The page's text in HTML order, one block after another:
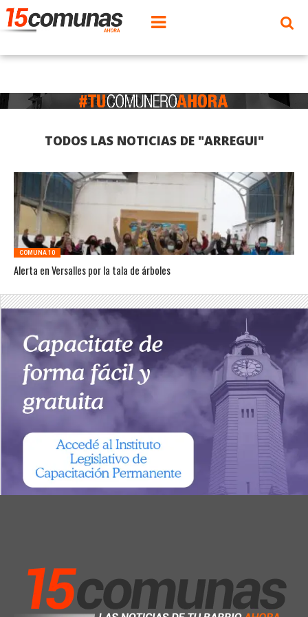
TODOS LAS NOTICIAS DE "ARREGUI"
COMUNA 10
Alerta en Versalles por la tala de árboles